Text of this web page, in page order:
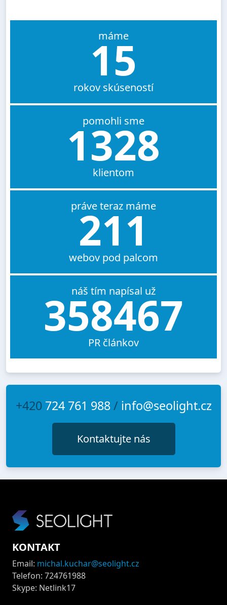
máme
15
rokov skúseností
pomohli sme
1328
klientom
práve teraz máme
211
webov pod palcom
náš tím napísal už
358467
PR článkov
+420 724 761 988/ info@seolight.cz
Kontaktujte nás
KONTAKT
Email: michal.kuchar@seolight.cz
Telefon: 724761988
Skype: Netlink17